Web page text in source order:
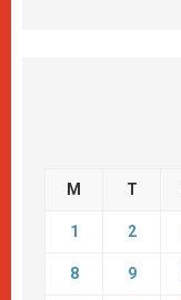
M T
1 2
8 9